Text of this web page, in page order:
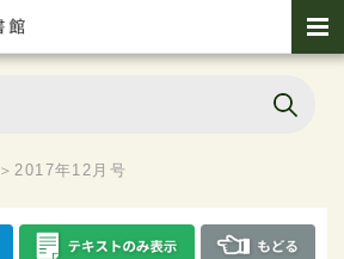
＞2017年12月号